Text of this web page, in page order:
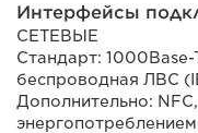
Интерфейсы
СЕТЕВЫЕ
Стандарт:
беспроводная ЛВС
Дополнительно:
энергопотреблением